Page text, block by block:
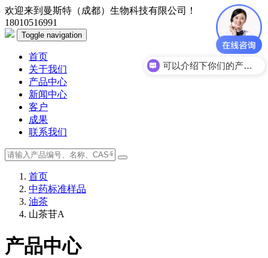
欢迎来到曼斯特（成都）生物科技有限公司！
18010516991
Toggle navigation
首页
关于我们
产品中心
新闻中心
客户
成果
联系我们
首页
中药标准样品
油茶
山茶苷A
产品中心
可以介绍下你们的产品么？